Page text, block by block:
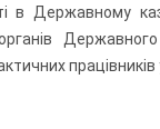
в Державному
працівників